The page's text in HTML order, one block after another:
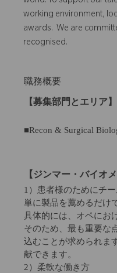
working environment,
awards. We are
recognised.
職務概要
【募集部門とエリア】
■Recon & Surgical
【ジンマー・バイオ
1）患者様のためにチ
単に製品を薦めるだけ
具体的には、オペにお
そのため、最も重要な
込むことが求められま
献できます。
2）柔軟な働き方